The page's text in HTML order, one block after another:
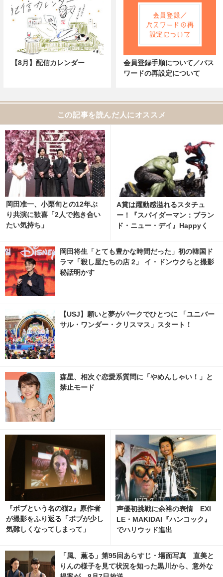
【8月】配信カレンダー
会員登録手順について／パス
ワードの再設定について
この記事を読んだ人にオススメ
岡田准一、小栗旬との12年ぶ
り共演に歓喜「2人で抱き合い
たい気持ち」
A賞は躍動感溢れるスタチュ
ー！『スパイダーマン：ブラン
ド・ニュー・デイ』Happyく
真・画像 | cinemacafe.net
岡田将生「とても豊かな時間だった」初の韓国ド
ラマ「殺し屋たちの店 2」 イ・ドンウクらと撮影
秘話明かす
【USJ】願いと夢がパークでひとつに 「ユニバー
サル・ワンダー・クリスマス」スタート！
森星、相次ぐ恋愛系質問に「やめんしゃい！」と
禁止モード
『ボブという名の猫2』原作者
が撮影をふり返る「ボブが少し
気難しくなってしまって」
声優初挑戦に余裕の表情 EXI
LE・MAKIDAI『ハンコック』
でハリウッド進出
「風、薫る」第95回あらすじ・場面写真 直美と
りんの様子を見て状況を知った黒川から、意外な